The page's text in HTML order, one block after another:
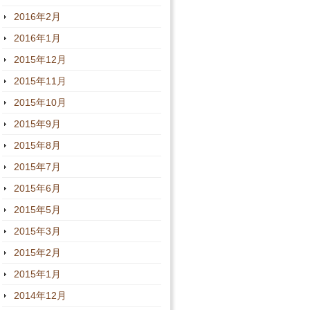
2016年2月
2016年1月
2015年12月
2015年11月
2015年10月
2015年9月
2015年8月
2015年7月
2015年6月
2015年5月
2015年3月
2015年2月
2015年1月
2014年12月